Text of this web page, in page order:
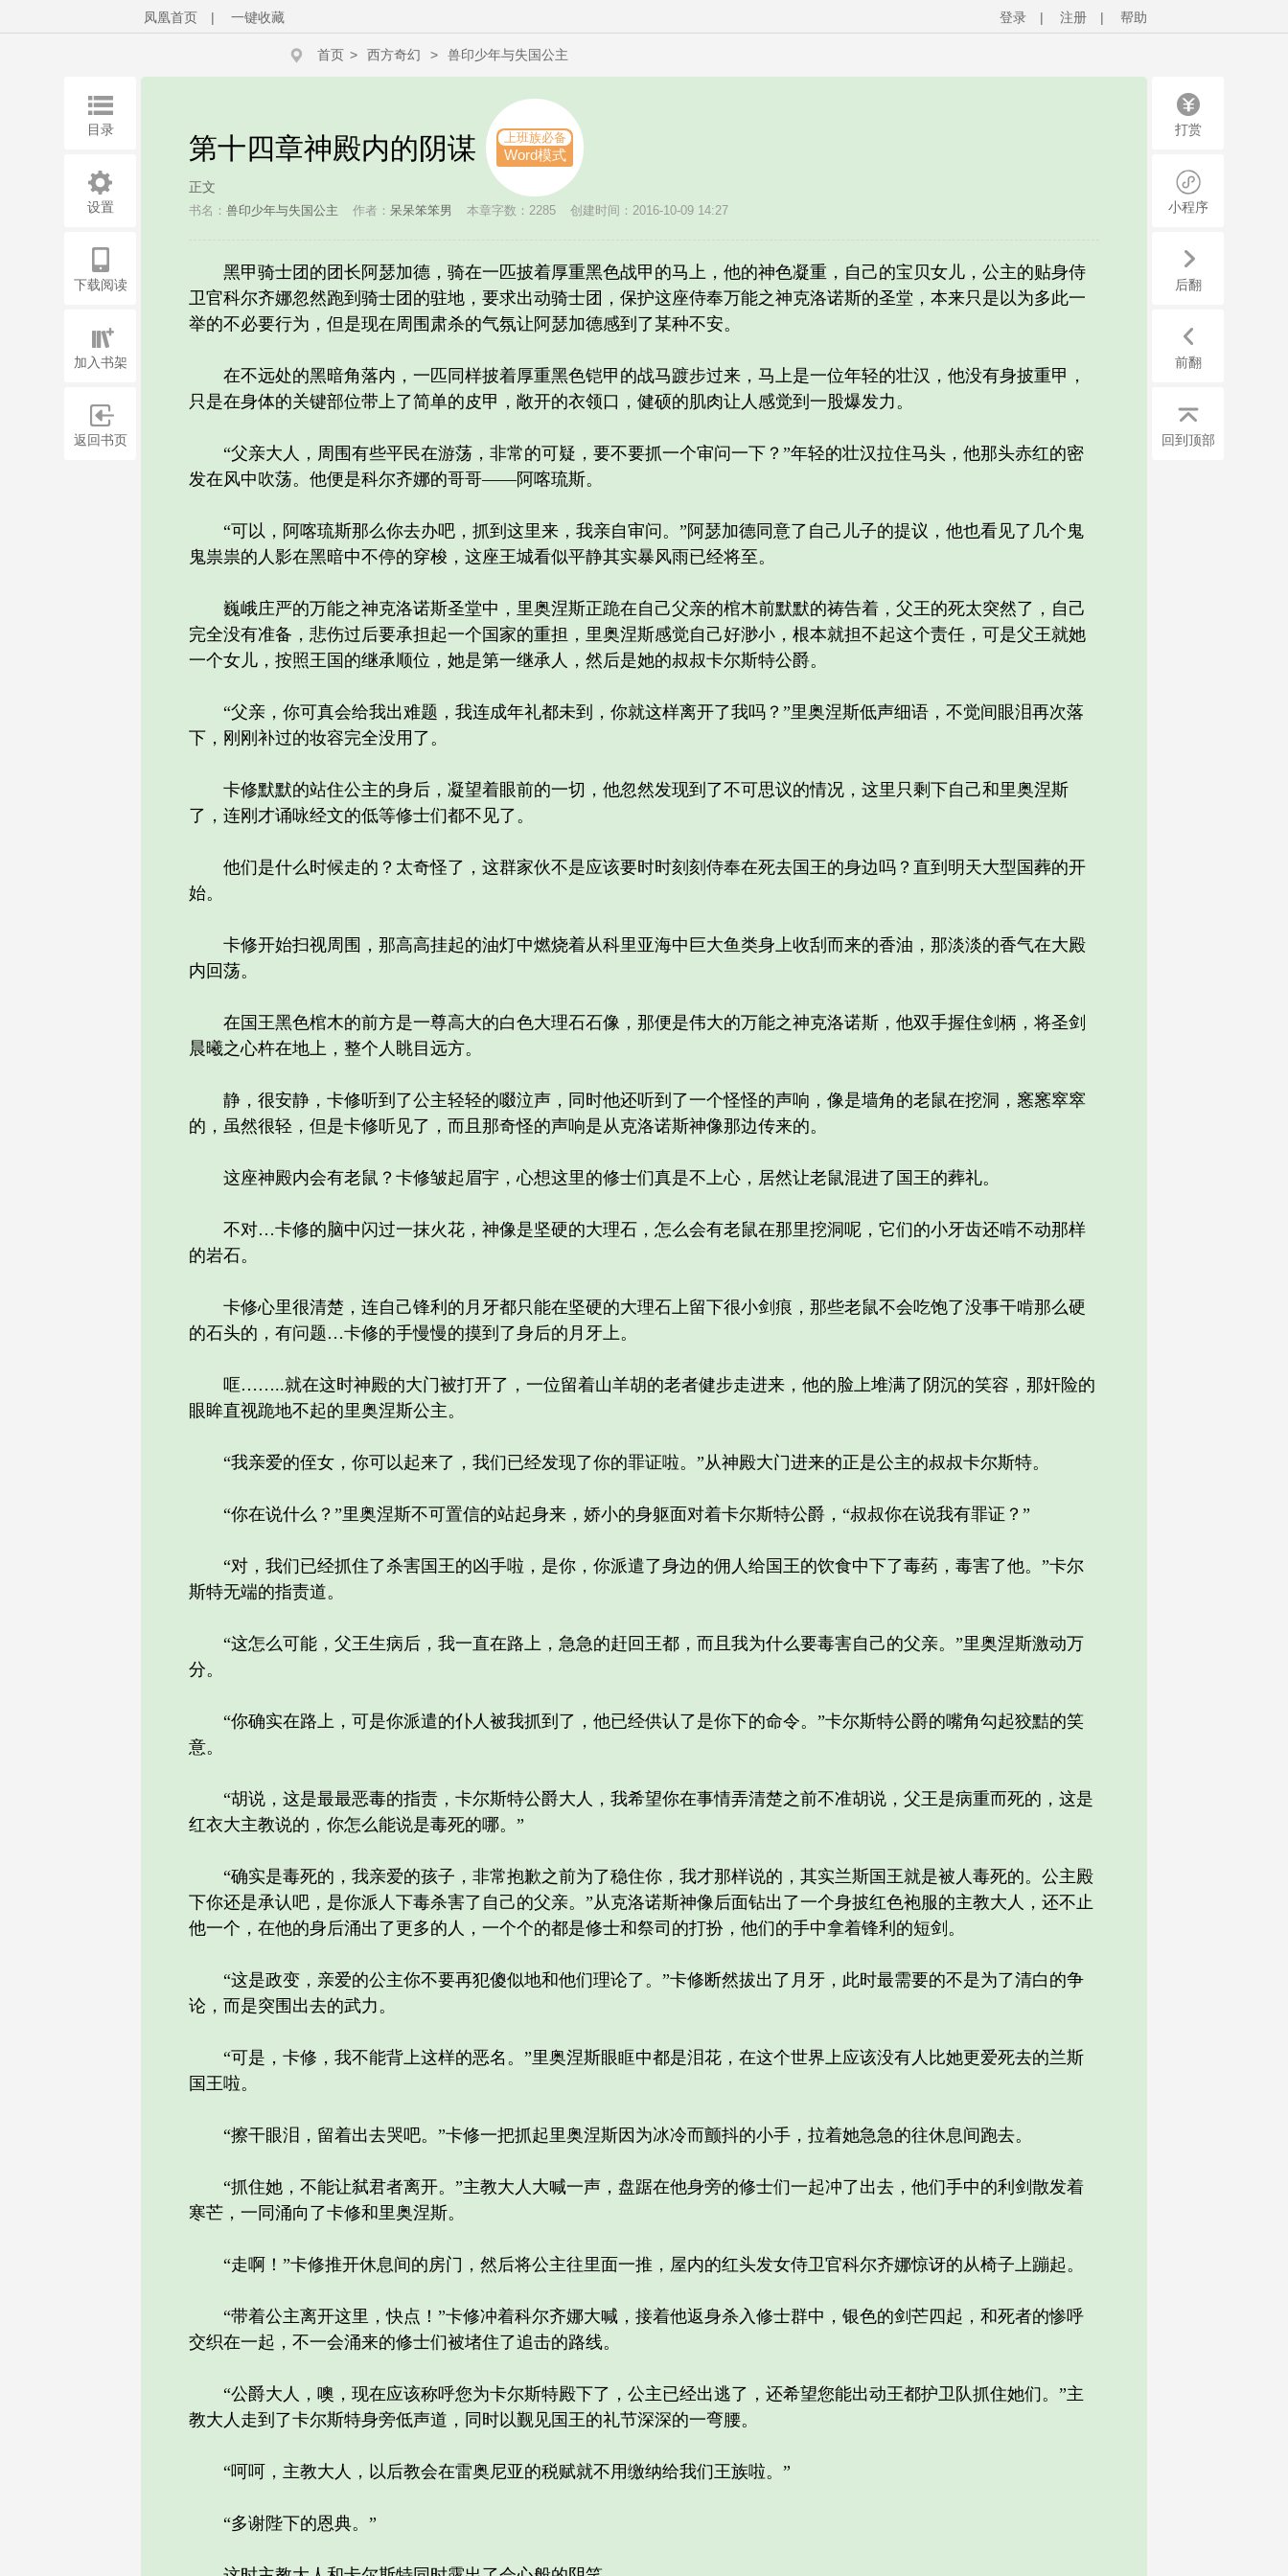
登录 | 注册 | 帮助
凤凰首页 | 一键收藏
首页 > 西方奇幻 > 兽印少年与失国公主
第十四章神殿内的阴谋 上班族必备
Word模式
正文
书名： 兽印少年与失国公主 作者： 呆呆笨笨男 本章字数：2285 创建时间：2016-10-09 14:27
黑甲骑士团的团长阿瑟加德，骑在一匹披着厚重黑色战甲的马上，他的神色凝重，自己的宝贝女儿，公主的贴身侍
卫官科尔齐娜忽然跑到骑士团的驻地，要求出动骑士团，保护这座侍奉万能之神克洛诺斯的圣堂，本来只是以为多此一
举的不必要行为，但是现在周围肃杀的气氛让阿瑟加德感到了某种不安。
在不远处的黑暗角落内，一匹同样披着厚重黑色铠甲的战马踱步过来，马上是一位年轻的壮汉，他没有身披重甲，
只是在身体的关键部位带上了简单的皮甲，敞开的衣领口，健硕的肌肉让人感觉到一股爆发力。
“父亲大人，周围有些平民在游荡，非常的可疑，要不要抓一个审问一下？”年轻的壮汉拉住马头，他那头赤红的密
发在风中吹荡。他便是科尔齐娜的哥哥——阿喀琉斯。
“可以，阿喀琉斯那么你去办吧，抓到这里来，我亲自审问。”阿瑟加德同意了自己儿子的提议，他也看见了几个鬼
鬼祟祟的人影在黑暗中不停的穿梭，这座王城看似平静其实暴风雨已经将至。
巍峨庄严的万能之神克洛诺斯圣堂中，里奥涅斯正跪在自己父亲的棺木前默默的祷告着，父王的死太突然了，自己
完全没有准备，悲伤过后要承担起一个国家的重担，里奥涅斯感觉自己好渺小，根本就担不起这个责任，可是父王就她
一个女儿，按照王国的继承顺位，她是第一继承人，然后是她的叔叔卡尔斯特公爵。
“父亲，你可真会给我出难题，我连成年礼都未到，你就这样离开了我吗？”里奥涅斯低声细语，不觉间眼泪再次落
下，刚刚补过的妆容完全没用了。
卡修默默的站住公主的身后，凝望着眼前的一切，他忽然发现到了不可思议的情况，这里只剩下自己和里奥涅斯
了，连刚才诵咏经文的低等修士们都不见了。
他们是什么时候走的？太奇怪了，这群家伙不是应该要时时刻刻侍奉在死去国王的身边吗？直到明天大型国葬的开
始。
卡修开始扫视周围，那高高挂起的油灯中燃烧着从科里亚海中巨大鱼类身上收刮而来的香油，那淡淡的香气在大殿
内回荡。
在国王黑色棺木的前方是一尊高大的白色大理石石像，那便是伟大的万能之神克洛诺斯，他双手握住剑柄，将圣剑
晨曦之心杵在地上，整个人眺目远方。
静，很安静，卡修听到了公主轻轻的啜泣声，同时他还听到了一个怪怪的声响，像是墙角的老鼠在挖洞，窸窸窣窣
的，虽然很轻，但是卡修听见了，而且那奇怪的声响是从克洛诺斯神像那边传来的。
这座神殿内会有老鼠？卡修皱起眉宇，心想这里的修士们真是不上心，居然让老鼠混进了国王的葬礼。
不对…卡修的脑中闪过一抹火花，神像是坚硬的大理石，怎么会有老鼠在那里挖洞呢，它们的小牙齿还啃不动那样
的岩石。
卡修心里很清楚，连自己锋利的月牙都只能在坚硬的大理石上留下很小剑痕，那些老鼠不会吃饱了没事干啃那么硬
的石头的，有问题…卡修的手慢慢的摸到了身后的月牙上。
哐……..就在这时神殿的大门被打开了，一位留着山羊胡的老者健步走进来，他的脸上堆满了阴沉的笑容，那奸险的
眼眸直视跪地不起的里奥涅斯公主。
“我亲爱的侄女，你可以起来了，我们已经发现了你的罪证啦。”从神殿大门进来的正是公主的叔叔卡尔斯特。
“你在说什么？”里奥涅斯不可置信的站起身来，娇小的身躯面对着卡尔斯特公爵，“叔叔你在说我有罪证？”
“对，我们已经抓住了杀害国王的凶手啦，是你，你派遣了身边的佣人给国王的饮食中下了毒药，毒害了他。”卡尔
斯特无端的指责道。
“这怎么可能，父王生病后，我一直在路上，急急的赶回王都，而且我为什么要毒害自己的父亲。”里奥涅斯激动万
分。
“你确实在路上，可是你派遣的仆人被我抓到了，他已经供认了是你下的命令。”卡尔斯特公爵的嘴角勾起狡黠的笑
意。
“胡说，这是最最恶毒的指责，卡尔斯特公爵大人，我希望你在事情弄清楚之前不准胡说，父王是病重而死的，这是
红衣大主教说的，你怎么能说是毒死的哪。”
“确实是毒死的，我亲爱的孩子，非常抱歉之前为了稳住你，我才那样说的，其实兰斯国王就是被人毒死的。公主殿
下你还是承认吧，是你派人下毒杀害了自己的父亲。”从克洛诺斯神像后面钻出了一个身披红色袍服的主教大人，还不止
他一个，在他的身后涌出了更多的人，一个个的都是修士和祭司的打扮，他们的手中拿着锋利的短剑。
“这是政变，亲爱的公主你不要再犯傻似地和他们理论了。”卡修断然拔出了月牙，此时最需要的不是为了清白的争
论，而是突围出去的武力。
“可是，卡修，我不能背上这样的恶名。”里奥涅斯眼眶中都是泪花，在这个世界上应该没有人比她更爱死去的兰斯
国王啦。
“擦干眼泪，留着出去哭吧。”卡修一把抓起里奥涅斯因为冰冷而颤抖的小手，拉着她急急的往休息间跑去。
“抓住她，不能让弑君者离开。”主教大人大喊一声，盘踞在他身旁的修士们一起冲了出去，他们手中的利剑散发着
寒芒，一同涌向了卡修和里奥涅斯。
“走啊！”卡修推开休息间的房门，然后将公主往里面一推，屋内的红头发女侍卫官科尔齐娜惊讶的从椅子上蹦起。
“带着公主离开这里，快点！”卡修冲着科尔齐娜大喊，接着他返身杀入修士群中，银色的剑芒四起，和死者的惨呼
交织在一起，不一会涌来的修士们被堵住了追击的路线。
“公爵大人，噢，现在应该称呼您为卡尔斯特殿下了，公主已经出逃了，还希望您能出动王都护卫队抓住她们。”主
教大人走到了卡尔斯特身旁低声道，同时以觐见国王的礼节深深的一弯腰。
“呵呵，主教大人，以后教会在雷奥尼亚的税赋就不用缴纳给我们王族啦。”
“多谢陛下的恩典。”
目录
设置
下载阅读
加入书架
返回书页
打赏
小程序
后翻
前翻
回到顶部